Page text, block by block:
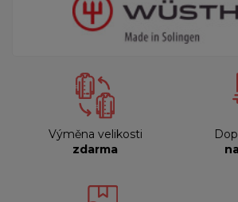
Výměna velikosti
zdarma